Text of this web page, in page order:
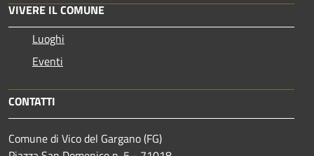
VIVERE IL COMUNE
Luoghi
Eventi
CONTATTI
Comune di Vico del Gargano (FG)